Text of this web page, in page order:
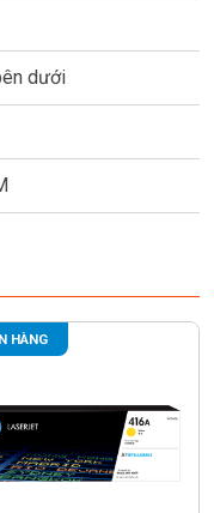
dưới
HÀNG